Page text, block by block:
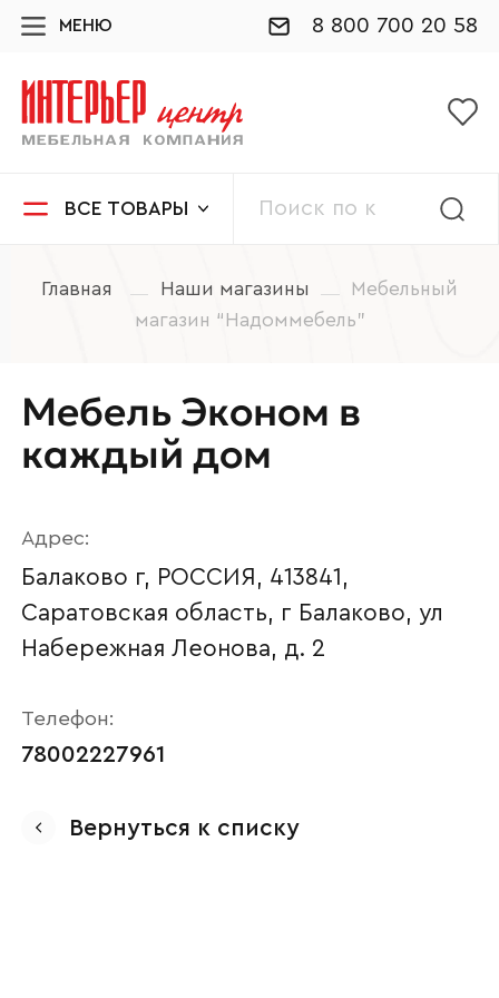
МЕНЮ 8 800 700 20 58
ВСЕ ТОВАРЫ
Главная Наши магазины
Мебельный
магазин “Надоммебель”
Мебель Эконом в
каждый дом
Адрес:
Балаково г, РОССИЯ, 413841,
Саратовская область, г Балаково, ул
Набережная Леонова, д. 2
Телефон:
78002227961
Вернуться к списку